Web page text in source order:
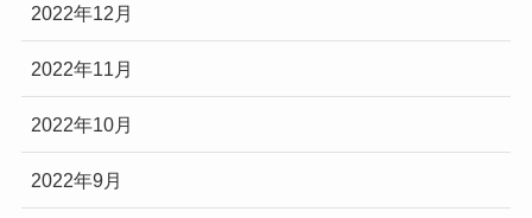
2022年12月
2022年11月
2022年10月
2022年9月